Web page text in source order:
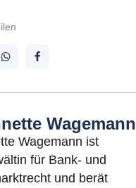
Wagemann
Wagemann ist
für Bank- und
und berät